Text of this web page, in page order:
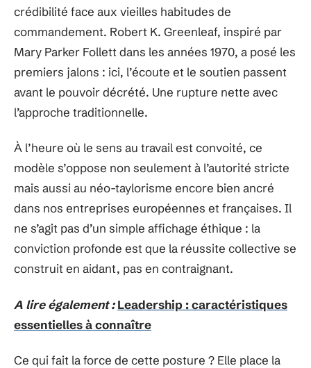
crédibilité face aux vieilles habitudes de
commandement. Robert K. Greenleaf, inspiré par
Mary Parker Follett dans les années 1970, a posé les
premiers jalons : ici, l’écoute et le soutien passent
avant le pouvoir décrété. Une rupture nette avec
l’approche traditionnelle.
À l’heure où le sens au travail est convoité, ce
modèle s’oppose non seulement à l’autorité stricte
mais aussi au néo-taylorisme encore bien ancré
dans nos entreprises européennes et françaises. Il
ne s’agit pas d’un simple affichage éthique : la
conviction profonde est que la réussite collective se
construit en aidant, pas en contraignant.
A lire également : Leadership : caractéristiques
essentielles à connaître
Ce qui fait la force de cette posture ? Elle place la